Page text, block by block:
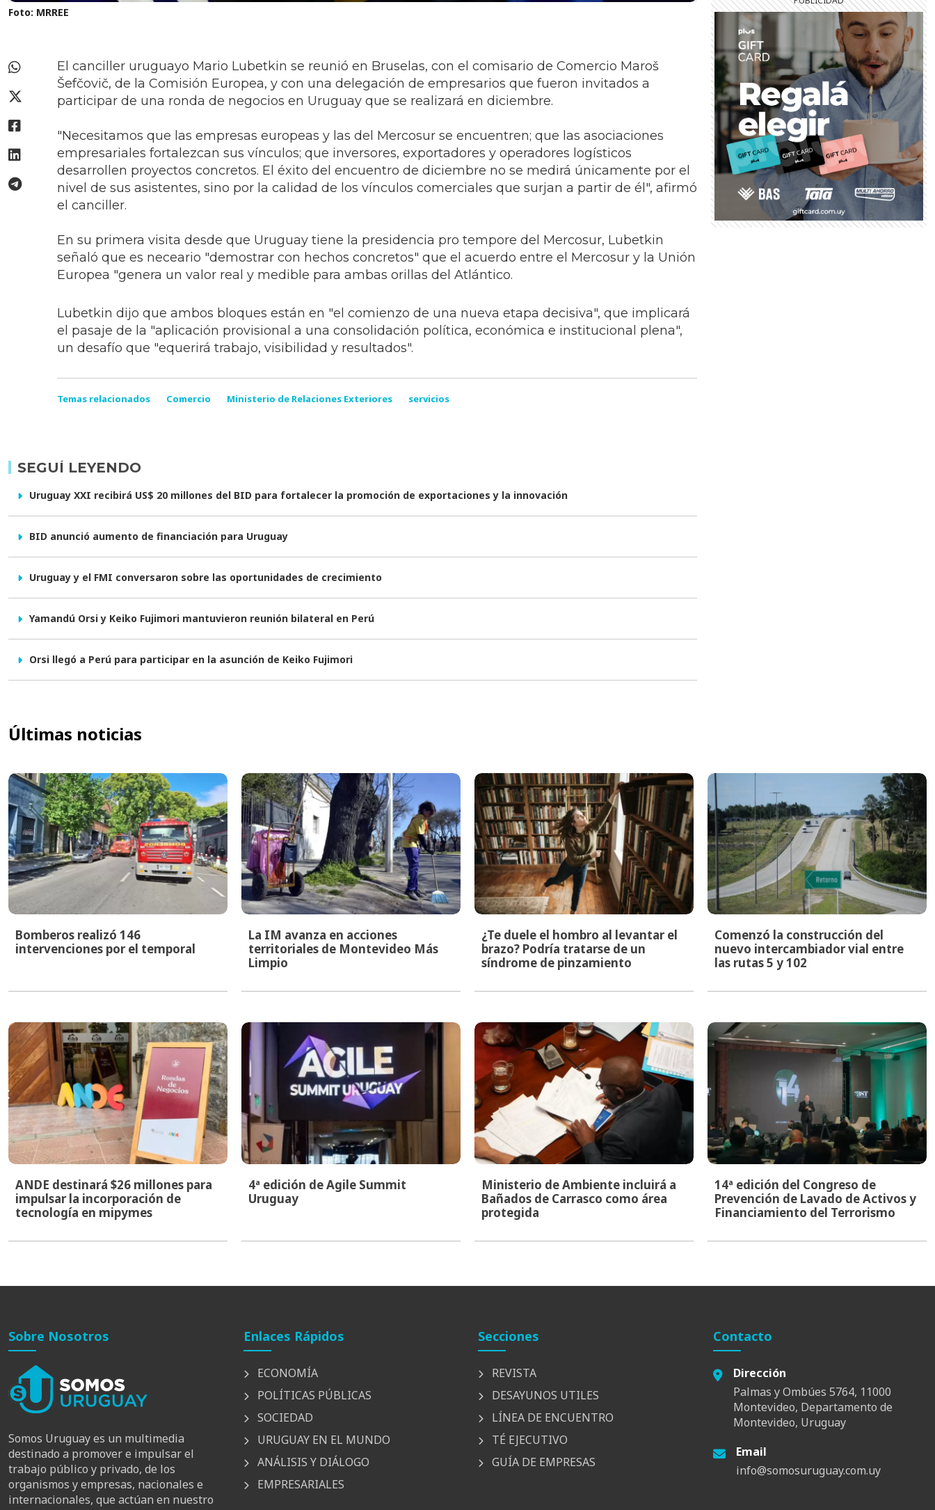
Foto: MRREE
El canciller uruguayo Mario Lubetkin se reunió en Bruselas, con el comisario de Comercio Maroš
Šefčovič, de la Comisión Europea, y con una delegación de empresarios que fueron invitados a
participar de una ronda de negocios en Uruguay que se realizará en diciembre.
"Necesitamos que las empresas europeas y las del Mercosur se encuentren; que las asociaciones
empresariales fortalezcan sus vínculos; que inversores, exportadores y operadores logísticos
desarrollen proyectos concretos. El éxito del encuentro de diciembre no se medirá únicamente por el
nivel de sus asistentes, sino por la calidad de los vínculos comerciales que surjan a partir de él", afirmó
el canciller.
En su primera visita desde que Uruguay tiene la presidencia pro tempore del Mercosur, Lubetkin
señaló que es neceario "demostrar con hechos concretos" que el acuerdo entre el Mercosur y la Unión
Europea "genera un valor real y medible para ambas orillas del Atlántico.
Lubetkin dijo que ambos bloques están en "el comienzo de una nueva etapa decisiva", que implicará
el pasaje de la "aplicación provisional a una consolidación política, económica e institucional plena",
un desafío que "equerirá trabajo, visibilidad y resultados".
Temas relacionados Comercio Ministerio de Relaciones Exteriores servicios
SEGUÍ LEYENDO
Uruguay XXI recibirá US$ 20 millones del BID para fortalecer la promoción de exportaciones y la innovación
BID anunció aumento de financiación para Uruguay
Uruguay y el FMI conversaron sobre las oportunidades de crecimiento
Yamandú Orsi y Keiko Fujimori mantuvieron reunión bilateral en Perú
Orsi llegó a Perú para participar en la asunción de Keiko Fujimori
Últimas noticias
Bomberos realizó 146
intervenciones por el temporal
La IM avanza en acciones
territoriales de Montevideo Más
Limpio
¿Te duele el hombro al levantar el
brazo? Podría tratarse de un
síndrome de pinzamiento
Comenzó la construcción del
nuevo intercambiador vial entre
las rutas 5 y 102
ANDE destinará $26 millones para
impulsar la incorporación de
tecnología en mipymes
4ª edición de Agile Summit
Uruguay
Ministerio de Ambiente incluirá a
Bañados de Carrasco como área
protegida
14ª edición del Congreso de
Prevención de Lavado de Activos y
Financiamiento del Terrorismo
Sobre Nosotros
Somos Uruguay es un multimedia
destinado a promover e impulsar el
trabajo público y privado, de los
organismos y empresas, nacionales e
internacionales, que actúan en nuestro
Enlaces Rápidos
ECONOMÍA
POLÍTICAS PÚBLICAS
SOCIEDAD
URUGUAY EN EL MUNDO
ANÁLISIS Y DIÁLOGO
EMPRESARIALES
Secciones
REVISTA
DESAYUNOS UTILES
LÍNEA DE ENCUENTRO
TÉ EJECUTIVO
GUÍA DE EMPRESAS
Contacto
Dirección
Palmas y Ombúes 5764, 11000
Montevideo, Departamento de
Montevideo, Uruguay
Email
info@somosuruguay.com.uy